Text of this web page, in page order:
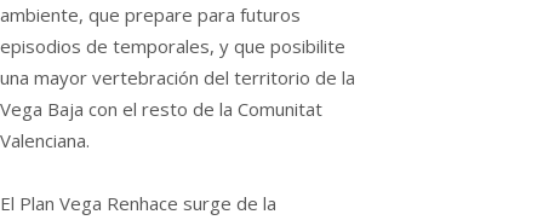
ambiente, que prepare para futuros
episodios de temporales, y que posibilite
una mayor vertebración del territorio de la
Vega Baja con el resto de la Comunitat
Valenciana.
El Plan Vega Renhace surge de la